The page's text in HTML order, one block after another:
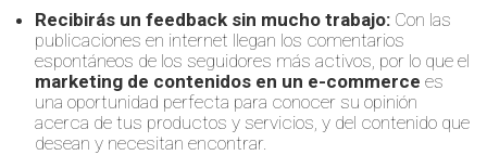
Recibirás un feedback sin mucho trabajo: Con las
publicaciones en internet llegan los comentarios
espontáneos de los seguidores más activos, por lo que el
marketing de contenidos en un e-commerce es
una oportunidad perfecta para conocer su opinión
acerca de tus productos y servicios, y del contenido que
desean y necesitan encontrar.